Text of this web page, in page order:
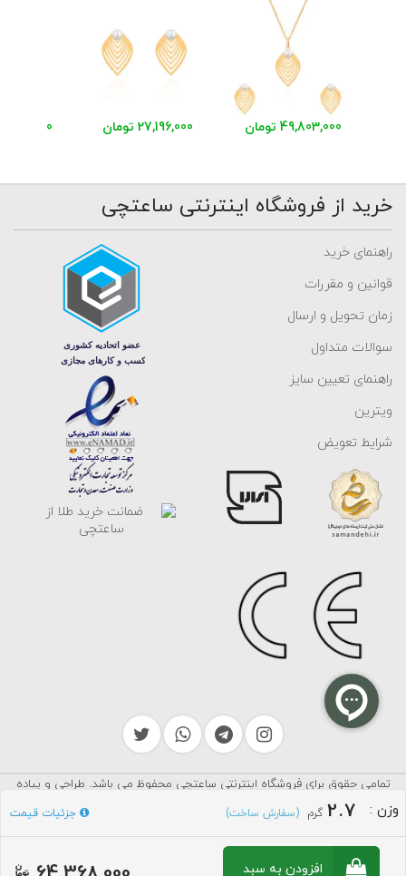
وزن :
2.7 گرم (سفارش ساخت) جزئیات قیمت
افزودن به سبد
49,803,000 تومان 27,196,000 تومان 23,837,000
خرید از فروشگاه اینترنتی ساعتچی
راهنمای خرید
قوانین و مقررات
زمان تحویل و ارسال
سوالات متداول
راهنمای تعیین سایز
ویترین
شرایط تعویض
تمامی حقوق برای فروشگاه اینترنتی ساعتچی محفوظ می باشد. طراحی و پیاده
سازی توسط